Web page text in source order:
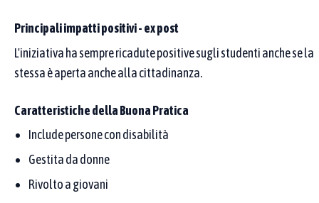
Affina la ricerca
Fai clic su una regione per scoprire la distribuzione
geografica delle Buone Pratiche (per Regione del
Proponente)
Principali impatti positivi - ex post
L'iniziativa ha sempre ricadute positive sugli studenti anche se la
stessa è aperta anche alla cittadinanza.
Caratteristiche della Buona Pratica
Include persone con disabilità
Gestita da donne
Rivolto a giovani